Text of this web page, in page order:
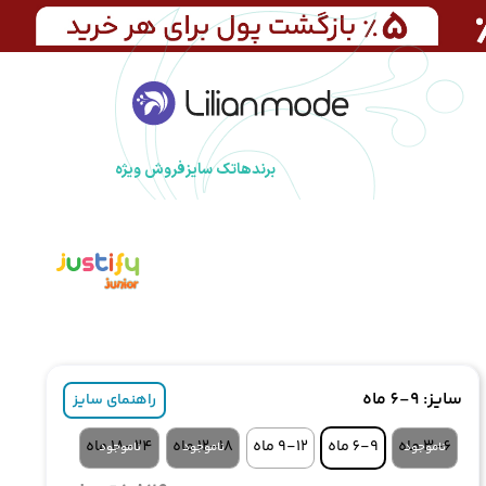
برندهاتک سایزفروش ویژه
راهنمای سایز سایز: 6-9 ماه
3-6 ماه 6-9 ماه 9-12 ماه 12-18 ماه 18-24 ماه